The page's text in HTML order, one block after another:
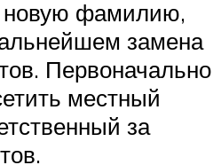
новую фамилию,
замена
Первоначально
местный
за